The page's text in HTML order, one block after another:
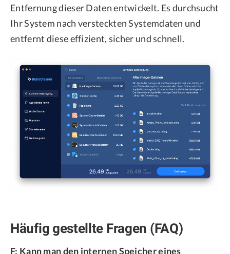
Entfernung dieser Daten entwickelt. Es durchsucht
Ihr System nach versteckten Systemdaten und
entfernt diese effizient, sicher und schnell.
Häufig gestellte Fragen (FAQ)
F: Kann man den internen Speicher eines